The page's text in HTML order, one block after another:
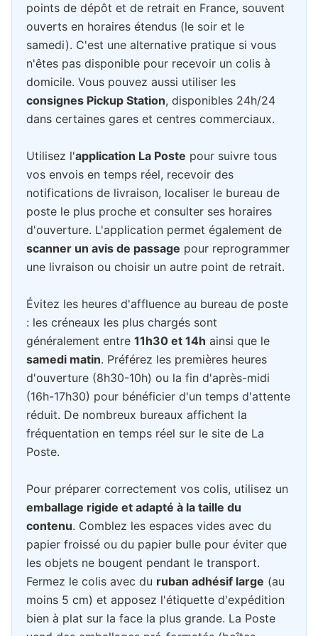
points de dépôt et de retrait en France, souvent
ouverts en horaires étendus (le soir et le
samedi). C'est une alternative pratique si vous
n'êtes pas disponible pour recevoir un colis à
domicile. Vous pouvez aussi utiliser les
consignes Pickup Station, disponibles 24h/24
dans certaines gares et centres commerciaux.
Utilisez l'application La Poste pour suivre tous
vos envois en temps réel, recevoir des
notifications de livraison, localiser le bureau de
poste le plus proche et consulter ses horaires
d'ouverture. L'application permet également de
scanner un avis de passage pour reprogrammer
une livraison ou choisir un autre point de retrait.
Évitez les heures d'affluence au bureau de poste
: les créneaux les plus chargés sont
généralement entre 11h30 et 14h ainsi que le
samedi matin. Préférez les premières heures
d'ouverture (8h30-10h) ou la fin d'après-midi
(16h-17h30) pour bénéficier d'un temps d'attente
réduit. De nombreux bureaux affichent la
fréquentation en temps réel sur le site de La
Poste.
Pour préparer correctement vos colis, utilisez un
emballage rigide et adapté à la taille du
contenu. Comblez les espaces vides avec du
papier froissé ou du papier bulle pour éviter que
les objets ne bougent pendant le transport.
Fermez le colis avec du ruban adhésif large (au
moins 5 cm) et apposez l'étiquette d'expédition
bien à plat sur la face la plus grande. La Poste